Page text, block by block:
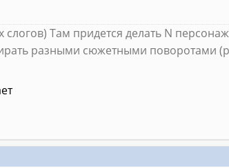
Там придется делать N
разными сюжетными поворотами